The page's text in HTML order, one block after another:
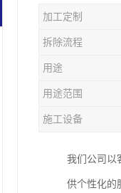
加工定制
拆除流程
用途
用途范围
施工设备
我们公司以
供个性化的